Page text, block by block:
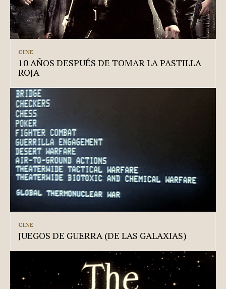
CINE
10 AÑOS DESPUÉS DE TOMAR LA PASTILLA
ROJA
CINE
JUEGOS DE GUERRA (DE LAS GALAXIAS)